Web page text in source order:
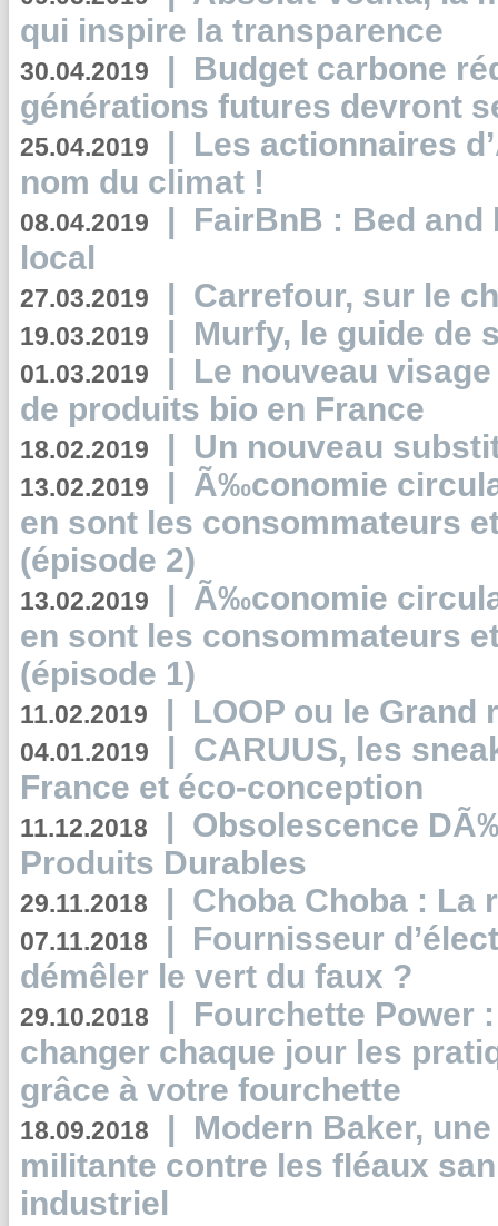
qui inspire la transparence
30.04.2019 | Budget carbone
générations futures devront
25.04.2019 | Les actionnaires
nom du climat !
08.04.2019 | FairBnB : Bed
local
27.03.2019 | Carrefour, sur le
19.03.2019 | Murfy, le guide de
01.03.2019 | Le nouveau
de produits bio en France
18.02.2019 | Un nouveau
13.02.2019 | Ã‰conomie
en sont les consommateurs
(épisode 2)
13.02.2019 | Ã‰conomie
en sont les consommateurs
(épisode 1)
11.02.2019 | LOOP ou le Grand
04.01.2019 | CARUUS, les
France et éco-conception
11.12.2018 | Obsolescence
Produits Durables
29.11.2018 | Choba Choba : La
07.11.2018 | Fournisseur
démêler le vert du faux ?
29.10.2018 | Fourchette Power
changer chaque jour les
grâce à votre fourchette
18.09.2018 | Modern Baker,
militante contre les fléaux
industriel